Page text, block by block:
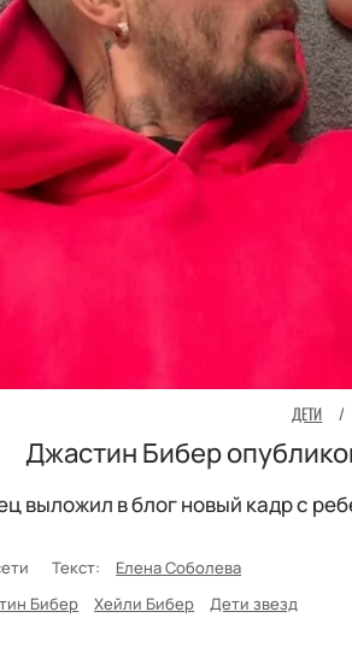
ДЕТИ /
Джастин Бибер
выложил в блог новый кадр с
Текст: Елена Соболева
Бибер Хейли Бибер Дети звезд